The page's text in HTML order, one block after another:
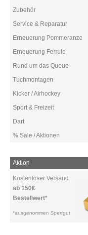
Zubehör
Service & Reparatur
Erneuerung Pommeranze
Erneuerung Ferrule
Rund um das Queue
Tuchmontagen
Kicker / Airhockey
Sport & Freizeit
Dart
% Sale / Aktionen
Aktion
Kostenloser Versand
ab 150€
Bestellwert*
*ausgenommen Sperrgut